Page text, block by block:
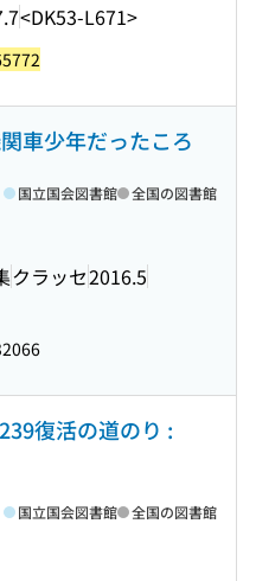
<DK53-L671>
車少年だったころ
クラッセ2016.5
国立国会図書館 全国の図書館
復活の道のり :
国立国会図書館 全国の図書館